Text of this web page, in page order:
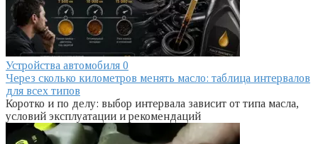
Устройства автомобиля 0
Через сколько километров менять масло: таблица интервалов
для всех типов
Коротко и по делу: выбор интервала зависит от типа масла,
условий эксплуатации и рекомендаций